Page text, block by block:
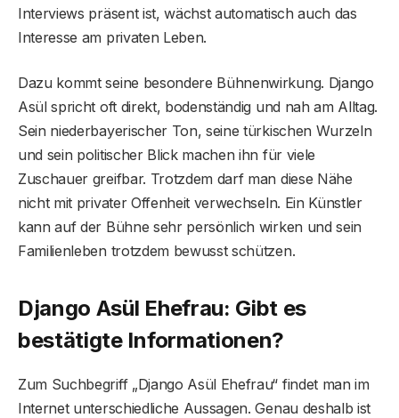
Interviews präsent ist, wächst automatisch auch das
Interesse am privaten Leben.
Dazu kommt seine besondere Bühnenwirkung. Django
Asül spricht oft direkt, bodenständig und nah am Alltag.
Sein niederbayerischer Ton, seine türkischen Wurzeln
und sein politischer Blick machen ihn für viele
Zuschauer greifbar. Trotzdem darf man diese Nähe
nicht mit privater Offenheit verwechseln. Ein Künstler
kann auf der Bühne sehr persönlich wirken und sein
Familienleben trotzdem bewusst schützen.
Django Asül Ehefrau: Gibt es
bestätigte Informationen?
Zum Suchbegriff „Django Asül Ehefrau“ findet man im
Internet unterschiedliche Aussagen. Genau deshalb ist